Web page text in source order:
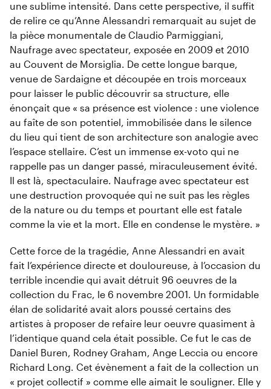
une sublime intensité. Dans cette perspective, il suffit
de relire ce qu’Anne Alessandri remarquait au sujet de
la pièce monumentale de Claudio Parmiggiani,
Naufrage avec spectateur, exposée en 2009 et 2010
au Couvent de Morsiglia. De cette longue barque,
venue de Sardaigne et découpée en trois morceaux
pour laisser le public découvrir sa structure, elle
énonçait que « sa présence est violence : une violence
au faîte de son potentiel, immobilisée dans le silence
du lieu qui tient de son architecture son analogie avec
l’espace stellaire. C’est un immense ex-voto qui ne
rappelle pas un danger passé, miraculeusement évité.
Il est là, spectaculaire. Naufrage avec spectateur est
une destruction provoquée qui ne suit pas les règles
de la nature ou du temps et pourtant elle est fatale
comme la vie et la mort. Elle en condense le mystère. »
Cette force de la tragédie, Anne Alessandri en avait
fait l’expérience directe et douloureuse, à l’occasion du
terrible incendie qui avait détruit 96 oeuvres de la
collection du Frac, le 6 novembre 2001. Un formidable
élan de solidarité avait alors poussé certains des
artistes à proposer de refaire leur oeuvre quasiment à
l’identique quand cela était possible. Ce fut le cas de
Daniel Buren, Rodney Graham, Ange Leccia ou encore
Richard Long. Cet évènement a fait de la collection un
« projet collectif » comme elle aimait le souligner. Elle y